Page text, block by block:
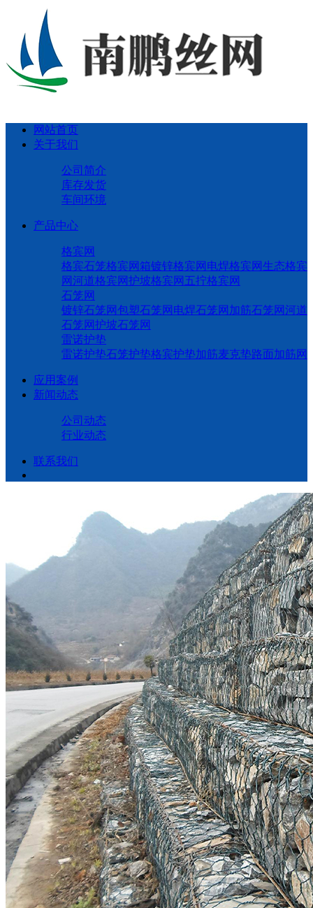
网站首页
关于我们
公司简介
库存发货
车间环境
产品中心
格宾网
格宾石笼格宾网箱镀锌格宾网 电焊格宾网生态格宾
网河道格宾网护坡格宾网 五拧格宾网
石笼网
镀锌石笼网包塑石笼网 电焊石笼网 加筋石笼网河道
石笼网护坡石笼网
雷诺护垫
雷诺护垫石笼护垫格宾护垫加筋麦克垫路面加筋网
应用案例
新闻动态
公司动态
行业动态
联系我们